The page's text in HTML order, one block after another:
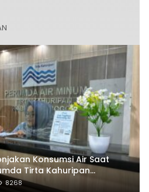
Konsumsi Air Saat
Tirta Kahuripan
Siaga Lebaran
8268